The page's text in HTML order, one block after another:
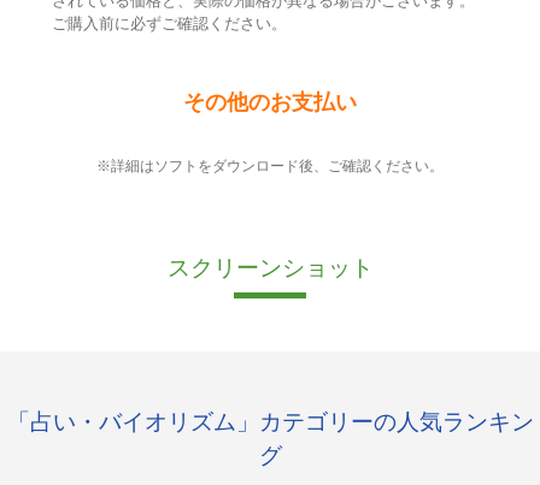
ご購入前に必ずご確認ください。
その他のお支払い
※詳細はソフトをダウンロード後、ご確認ください。
スクリーンショット
「占い・バイオリズム」カテゴリーの人気ランキン
グ